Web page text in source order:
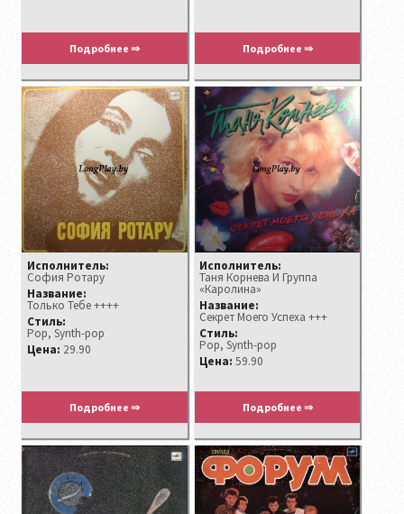
Подробнее ⇒ Подробнее ⇒
Исполнитель:
София Ротару
Название:
Только Тебе ++++
Стиль:
Pop, Synth-pop
Цена: 29.90
Подробнее ⇒
Исполнитель:
Таня Корнева И Группа
«Каролина»
Название:
Секрет Моего Успеха +++
Стиль:
Pop, Synth-pop
Цена: 59.90
Подробнее ⇒